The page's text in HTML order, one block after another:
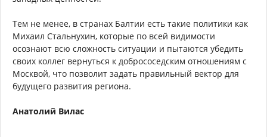
Тем не менее, в странах Балтии есть такие политики как
Михаил Стальнухин, которые по всей видимости
осознают всю сложность ситуации и пытаются убедить
своих коллег вернуться к добрососедским отношениям с
Москвой, что позволит задать правильный вектор для
будущего развития региона.
Анатолий Вилаc